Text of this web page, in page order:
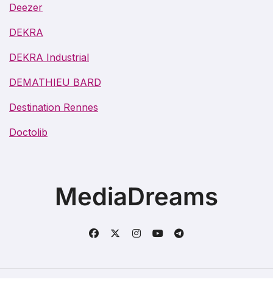
Deezer
DEKRA
DEKRA Industrial
DEMATHIEU BARD
Destination Rennes
Doctolib
MediaDreams